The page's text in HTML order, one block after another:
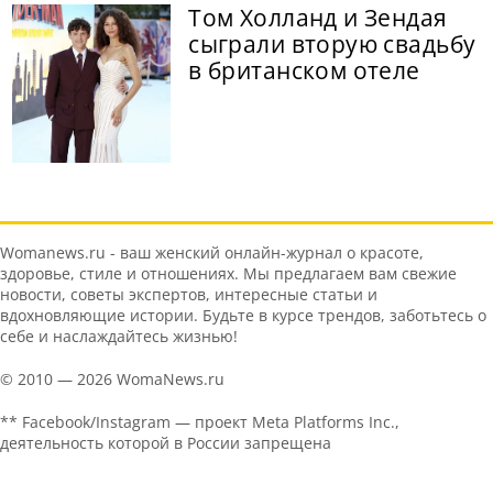
Том Холланд и Зендая
сыграли вторую свадьбу
в британском отеле
Womanews.ru - ваш женский онлайн-журнал о красоте,
здоровье, стиле и отношениях. Мы предлагаем вам свежие
новости, советы экспертов, интересные статьи и
вдохновляющие истории. Будьте в курсе трендов, заботьтесь о
себе и наслаждайтесь жизнью!
© 2010 — 2026 WomaNews.ru
** Facebook/Instagram — проект Meta Platforms Inc.,
деятельность которой в России запрещена